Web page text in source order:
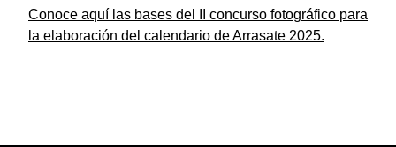
Conoce aquí las bases del II concurso fotográfico para
la elaboración del calendario de Arrasate 2025.